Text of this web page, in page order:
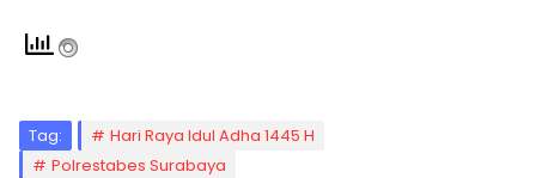
Tag:
Hari Raya Idul Adha 1445 H
Polrestabes Surabaya